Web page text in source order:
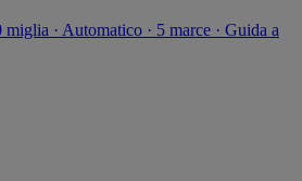
· Automatico · 5 marce · Guida a